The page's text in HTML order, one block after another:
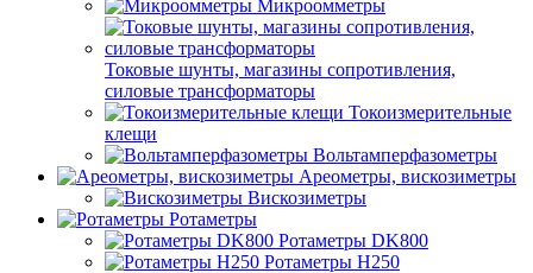
Микроомметры
Токовые шунты, магазины сопротивления,
силовые трансформаторы
Токоизмерительные
клещи
Вольтамперфазометры
Ареометры, вискозиметры
Вискозиметры
Ротаметры
Ротаметры DK800
Ротаметры H250